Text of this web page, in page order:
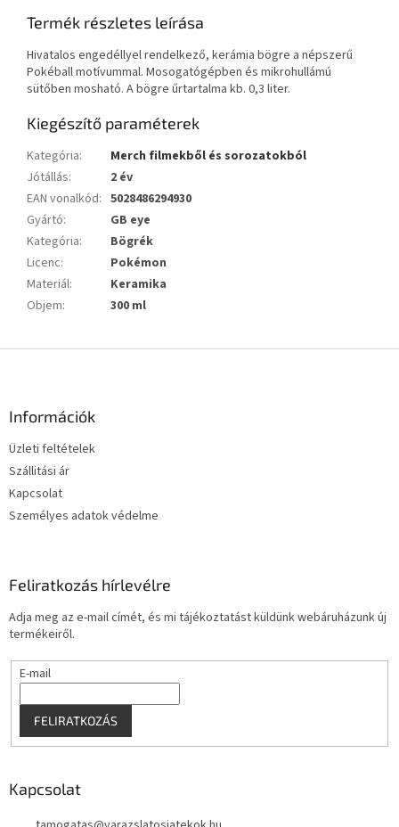
Termék részletes leírása
Hivatalos engedéllyel rendelkező, kerámia bögre a népszerű
Pokéball motívummal. Mosogatógépben és mikrohullámú
sütőben mosható. A bögre űrtartalma kb. 0,3 liter.
Kiegészítő paraméterek
Kategória:
Merch filmekből és sorozatokból
Jótállás:
2 év
EAN vonalkód: 5028486294930
Gyártó:
GB eye
Kategória:
Bögrék
Licenc:
Pokémon
Materiál:
Keramika
Objem: 300 ml
Információk
Üzleti feltételek
Szállitási ár
Kapcsolat
Személyes adatok védelme
Feliratkozás hírlevélre
Adja meg az e-mail címét, és mi tájékoztatást küldünk webáruházunk új
termékeiről.
E-mail
FELIRATKOZÁS
Kapcsolat